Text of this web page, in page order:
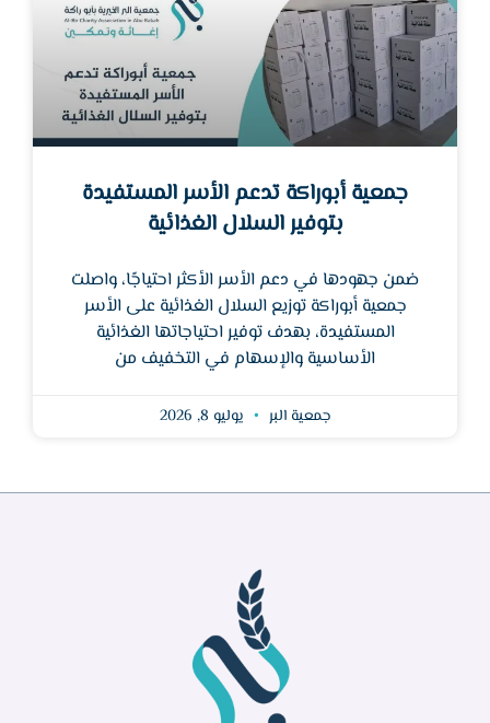
جمعية أبوراكة تدعم الأسر المستفيدة
بتوفير السلال الغذائية
ضمن جهودها في دعم الأسر الأكثر احتياجًا، واصلت
جمعية أبوراكة توزيع السلال الغذائية على الأسر
المستفيدة، بهدف توفير احتياجاتها الغذائية
الأساسية والإسهام في التخفيف من
جمعية البر يوليو 8, 2026